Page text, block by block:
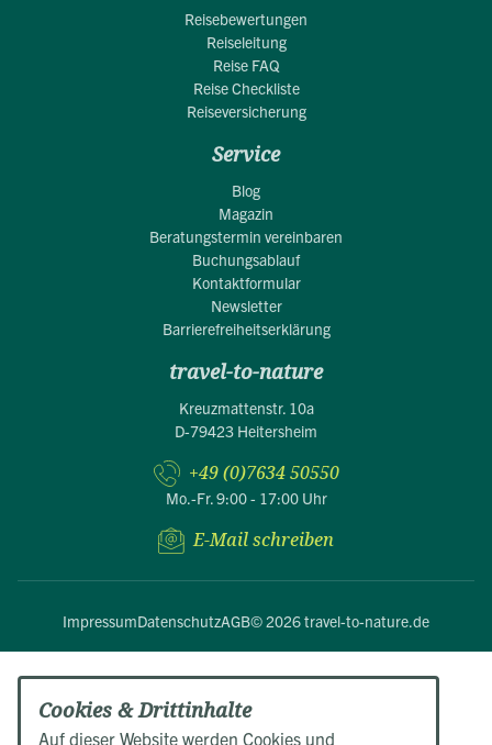
Reisebewertungen
Reiseleitung
Reise FAQ
Reise Checkliste
Reiseversicherung
Service
Blog
Magazin
Beratungstermin vereinbaren
Buchungsablauf
Kontaktformular
Newsletter
Barrierefreiheitserklärung
travel-to-nature
Kreuzmattenstr. 10a
D-79423 Heitersheim
+49 (0)7634 50550
Mo.-Fr. 9:00 - 17:00 Uhr
E-Mail schreiben
ImpressumDatenschutzAGB© 2026 travel-to-nature.de
Cookies & Drittinhalte
Auf dieser Website werden Cookies und